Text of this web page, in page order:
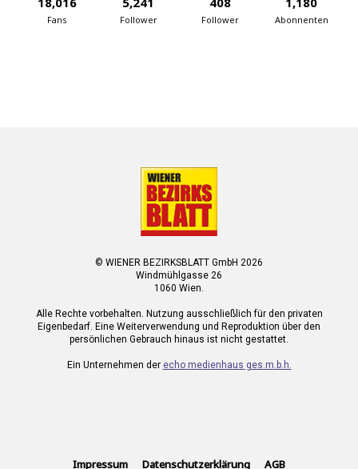
Fans Follower Follower Abonnenten
© WIENER BEZIRKSBLATT GmbH 2026
Windmühlgasse 26
1060 Wien.
Alle Rechte vorbehalten. Nutzung ausschließlich für den privaten
Eigenbedarf. Eine Weiterverwendung und Reproduktion über den
persönlichen Gebrauch hinaus ist nicht gestattet.
Ein Unternehmen der echo medienhaus ges.m.b.h.
Impressum Datenschutzerklärung AGB